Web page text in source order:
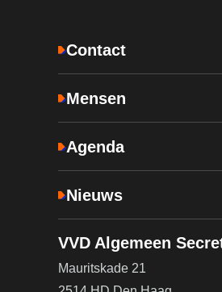
Contact
Mensen
Agenda
Nieuws
VVD Algemeen
Mauritskade 21